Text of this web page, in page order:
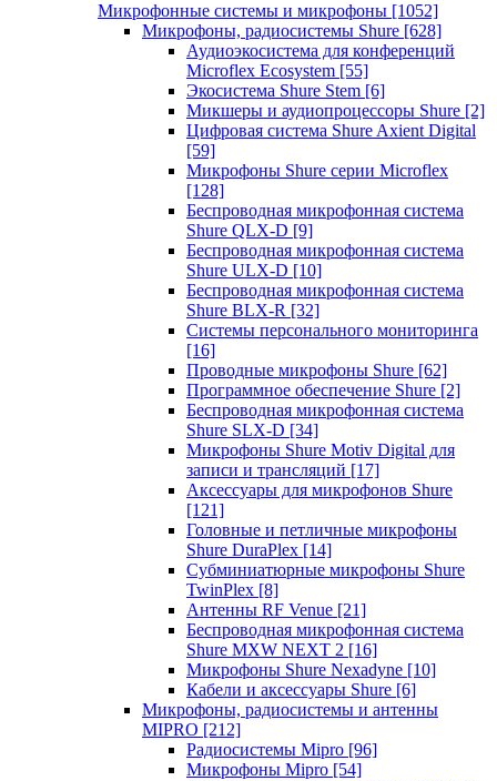
Микрофонные системы и микрофоны [1052]
Микрофоны, радиосистемы Shure [628]
Аудиоэкосистема для конференций
Microflex Ecosystem [55]
Экосистема Shure Stem [6]
Микшеры и аудиопроцессоры Shure [2]
Цифровая система Shure Axient Digital
[59]
Микрофоны Shure серии Microflex
[128]
Беспроводная микрофонная система
Shure QLX-D [9]
Беспроводная микрофонная система
Shure ULX-D [10]
Беспроводная микрофонная система
Shure BLX-R [32]
Системы персонального мониторинга
[16]
Проводные микрофоны Shure [62]
Программное обеспечение Shure [2]
Беспроводная микрофонная система
Shure SLX-D [34]
Микрофоны Shure Motiv Digital для
записи и трансляций [17]
Аксессуары для микрофонов Shure
[121]
Головные и петличные микрофоны
Shure DuraPlex [14]
Субминиатюрные микрофоны Shure
TwinPlex [8]
Антенны RF Venue [21]
Беспроводная микрофонная система
Shure MXW NEXT 2 [16]
Микрофоны Shure Nexadyne [10]
Кабели и аксессуары Shure [6]
Микрофоны, радиосистемы и антенны
MIPRO [212]
Радиосистемы Mipro [96]
Микрофоны Mipro [54]